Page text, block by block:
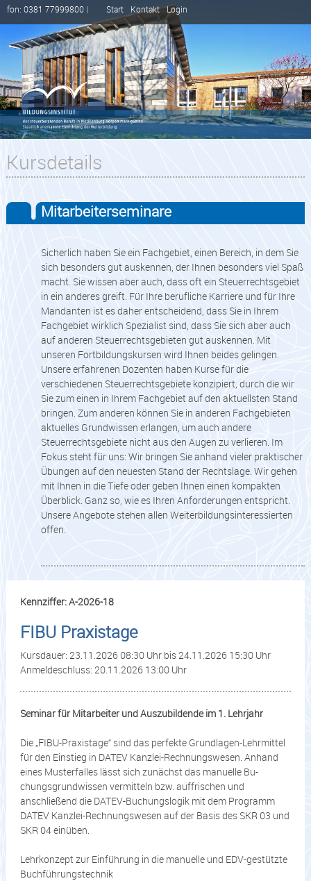
fon: 0381 77999800 | Start Kontakt Login
Kursdetails
Mitarbeiterseminare
Sicherlich haben Sie ein Fachgebiet, einen Bereich, in dem Sie
sich besonders gut auskennen, der Ihnen besonders viel Spaß
macht. Sie wissen aber auch, dass oft ein Steuerrechtsgebiet
in ein anderes greift. Für Ihre berufliche Karriere und für Ihre
Mandanten ist es daher entscheidend, dass Sie in Ihrem
Fachgebiet wirklich Spezialist sind, dass Sie sich aber auch
auf anderen Steuerrechtsgebieten gut auskennen. Mit
unseren Fortbildungskursen wird Ihnen beides gelingen.
Unsere erfahrenen Dozenten haben Kurse für die
verschiedenen Steuerrechtsgebiete konzipiert, durch die wir
Sie zum einen in Ihrem Fachgebiet auf den aktuellsten Stand
bringen. Zum anderen können Sie in anderen Fachgebieten
aktuelles Grundwissen erlangen, um auch andere
Steuerrechtsgebiete nicht aus den Augen zu verlieren. Im
Fokus steht für uns: Wir bringen Sie anhand vieler praktischer
Übungen auf den neuesten Stand der Rechtslage. Wir gehen
mit Ihnen in die Tiefe oder geben Ihnen einen kompakten
Überblick. Ganz so, wie es Ihren Anforderungen entspricht.
Unsere Angebote stehen allen Weiterbildungsinteressierten
offen.
Kennziffer: A-2026-18
FIBU Praxistage
Kursdauer: 23.11.2026 08:30 Uhr bis 24.11.2026 15:30 Uhr
Anmeldeschluss: 20.11.2026 13:00 Uhr
Seminar für Mitarbeiter und Auszubildende im 1. Lehrjahr
Die „FIBU-Praxistage“ sind das perfekte Grundlagen-Lehrmittel
für den Einstieg in DATEV Kanzlei-Rechnungswesen. Anhand
eines Musterfalles lässt sich zunächst das manuelle Bu-
chungsgrundwissen vermitteln bzw. auffrischen und
anschließend die DATEV-Buchungslogik mit dem Programm
DATEV Kanzlei-Rechnungswesen auf der Basis des SKR 03 und
SKR 04 einüben.
Lehrkonzept zur Einführung in die manuelle und EDV-gestützte
Buchführungstechnik